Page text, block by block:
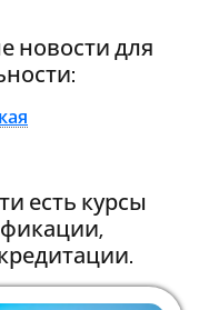
новости для
есть курсы